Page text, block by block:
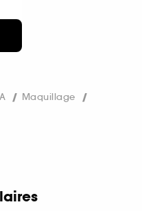
Maquillage